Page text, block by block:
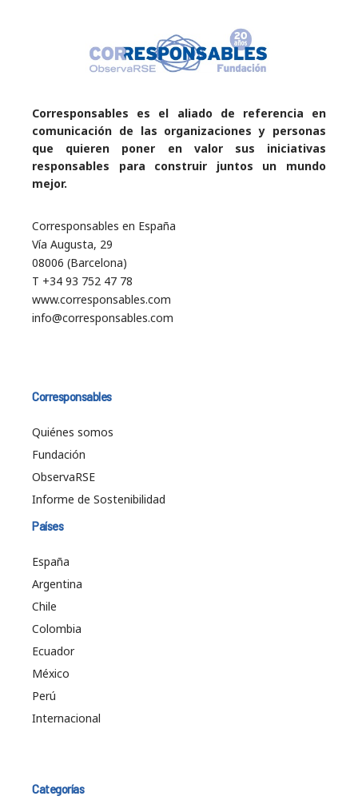
Corresponsables es el aliado de referencia en
comunicación de las organizaciones y personas
que quieren poner en valor sus iniciativas
responsables para construir juntos un mundo
mejor.
Corresponsables en España
Vía Augusta, 29
08006 (Barcelona)
T +34 93 752 47 78
www.corresponsables.com
info@corresponsables.com
Corresponsables
Quiénes somos
Fundación
ObservaRSE
Informe de Sostenibilidad
Países
España
Argentina
Chile
Colombia
Ecuador
México
Perú
Internacional
Categorías